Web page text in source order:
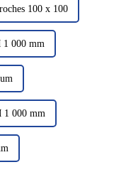
100 x 100
1 000 mm
1 000 mm